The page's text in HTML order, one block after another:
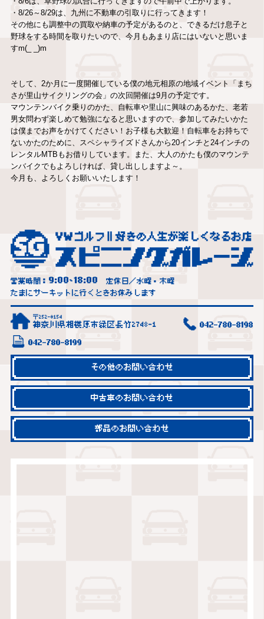
・8/26～8/29は、九州に不動車の引取りに行ってきます！
その他にも調整中の買取や納車の予定があるのと、できるだけ息子と
野球をする時間を取りたいので、今月もあまり店にはいないと思いま
すm(_ _)m
そして、2か月に一度開催している僕の地元相原の地域イベント「まち
さが里山サイクリングの会」の次回開催は9月の予定です。
マウンテンバイク乗りのかた、自転車や里山に興味のあるかた、老若
男女問わず楽しめて勉強になると思いますので、参加してみたいかた
は僕までお声をかけてください！お子様も大歓迎！自転車をお持ちで
ないかたのために、スペシャライズドさんから20インチと24インチの
レンタルMTBもお借りしています。また、大人のかたも僕のマウンテ
ンバイクでもよろしければ、貸し出ししますよ～。
今月も、よろしくお願いいたします！
営業時間： 9:00~18:00
定休日／水曜・木曜
たまにサーキットに行くときお休みします
〒252-0154
神奈川県相模原市緑区長竹2748-1 042-780-8198
042-780-8199
その他のお問い合わせ
中古車のお問い合わせ
部品のお問い合わせ